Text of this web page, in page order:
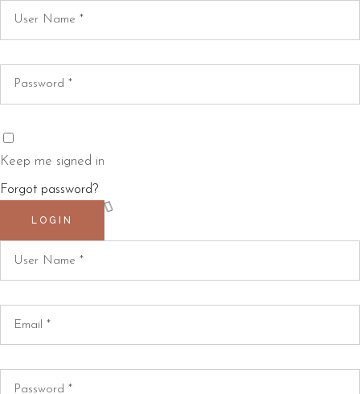
Keep me signed in
Forgot password?
LOGIN